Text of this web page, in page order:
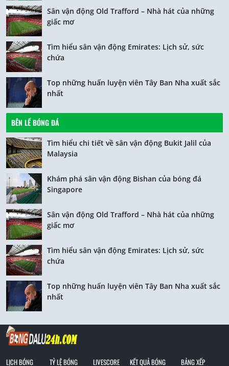
Sân vận động Old Trafford – Nhà hát của những
giấc mơ
Tìm hiểu sân vận động Emirates: Lịch sử, sức
chứa
Top những huấn luyện viên Tây Ban Nha xuất sắc
nhất
BÊN LỀ BÓNG ĐÁ
Tìm hiểu chi tiết về sân vận động Bukit Jalil của
Malaysia
Khám phá sân vận động Bishan của bóng đá
Singapore
Sân vận động Old Trafford – Nhà hát của những
giấc mơ
Tìm hiểu sân vận động Emirates: Lịch sử, sức
chứa
Top những huấn luyện viên Tây Ban Nha xuất sắc
nhất
LỊCH BÓNG TỶ LỆ BÓNG LIVESCORE KẾT QUẢ BÓNG BẢNG XẾP